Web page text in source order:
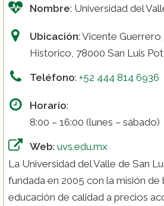
Nombre: Universidad del
Ubicación: Vicente
Historico, 78000 San Luis
Teléfono: +52 444 814 6936
Horario:
8:00 – 16:00 (lunes – sábado)
Web: uvs.edu.mx
La Universidad del Valle de San
fundada en 2005 con la misión de
educación de calidad a precios